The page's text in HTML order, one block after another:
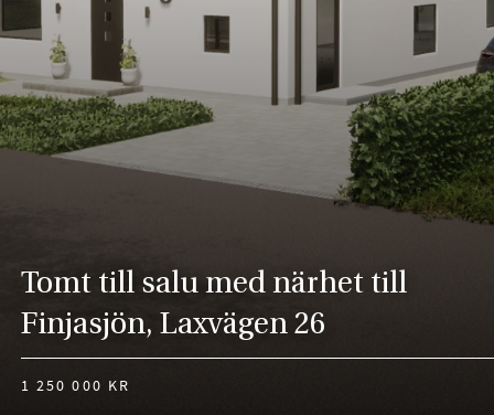
Tomt till salu med närhet till
Finjasjön, Laxvägen 26
1 250 000 KR